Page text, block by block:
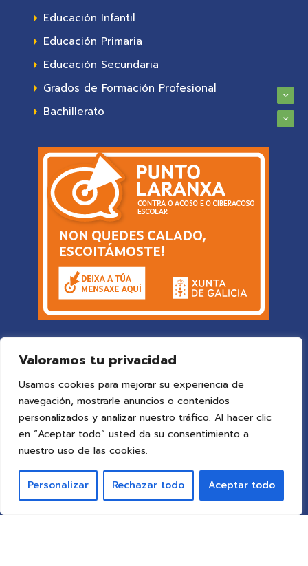
Valoramos tu privacidad
Usamos cookies para mejorar su experiencia de
navegación, mostrarle anuncios o contenidos
personalizados y analizar nuestro tráfico. Al hacer clic
en “Aceptar todo” usted da su consentimiento a
nuestro uso de las cookies.
Personalizar Rechazar todo Aceptar todo
Educación Infantil
Educación Primaria
Educación Secundaria
Grados de Formación Profesional
Bachillerato
© 2025 Colegio Vigoby ideaspropias publicidad&web
Todos los derechos reservados.
Aviso Legal